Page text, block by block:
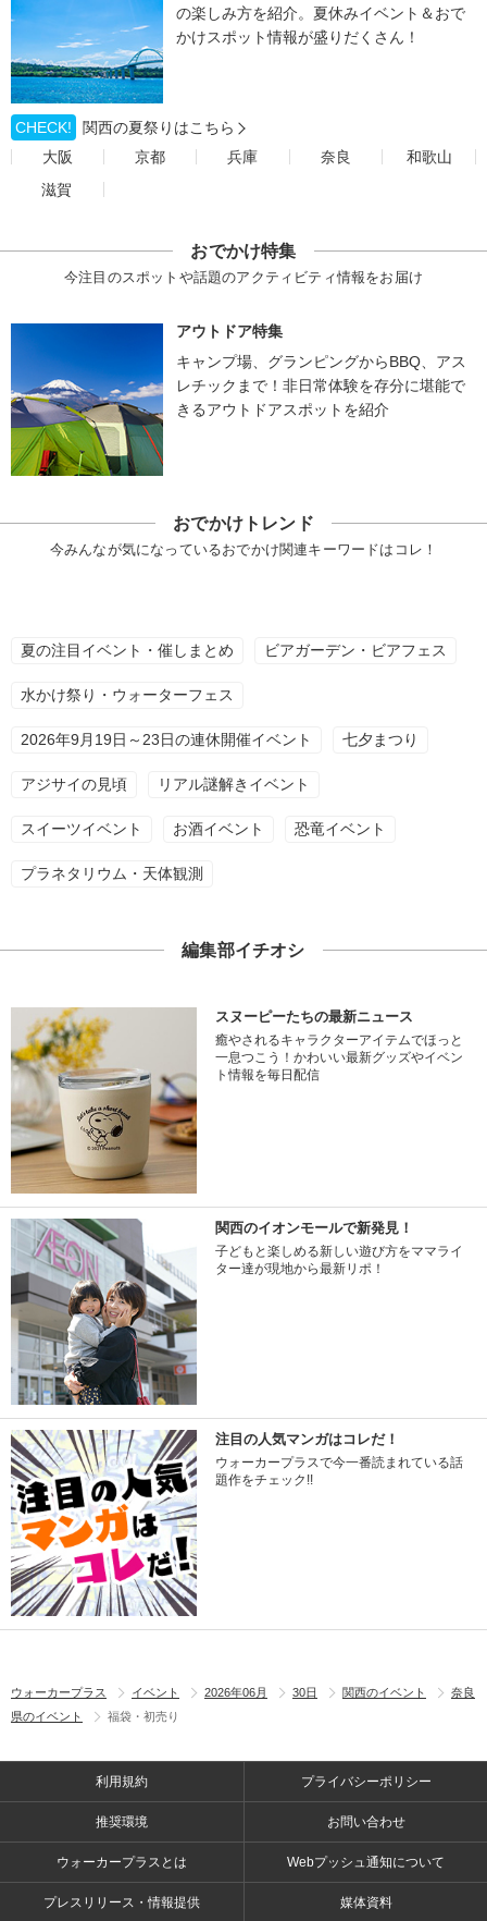
の楽しみ方を紹介。夏休みイベント＆おで
かけスポット情報が盛りだくさん！
CHECK!
関西の夏祭りはこちら
大阪
京都 兵庫 奈良
和歌山
滋賀
おでかけ特集
今注目のスポットや話題のアクティビティ情報をお届け
アウトドア特集
キャンプ場、グランピングからBBQ、アス
レチックまで！非日常体験を存分に堪能で
きるアウトドアスポットを紹介
おでかけトレンド
今みんなが気になっているおでかけ関連キーワードはコレ！
夏の注目イベント・催しまとめ ビアガーデン・ビアフェス
水かけ祭り・ウォーターフェス
2026年9月19日～23日の連休開催イベント 七夕まつり
アジサイの見頃 リアル謎解きイベント
スイーツイベント お酒イベント 恐竜イベント
プラネタリウム・天体観測
編集部イチオシ
スヌーピーたちの最新ニュース
癒やされるキャラクターアイテムでほっと
一息つこう！かわいい最新グッズやイベン
ト情報を毎日配信
関西のイオンモールで新発見！
子どもと楽しめる新しい遊び方をママライ
ター達が現地から最新リポ！
注目の人気マンガはコレだ！
ウォーカープラスで今一番読まれている話
題作をチェック!!
ウォーカープラス イベント 2026年06月 30日 関西のイベント
奈良
県のイベント
福袋・初売り
利用規約 プライバシーポリシー
推奨環境 お問い合わせ
ウォーカープラスとは Webプッシュ通知について
プレスリリース・情報提供 媒体資料